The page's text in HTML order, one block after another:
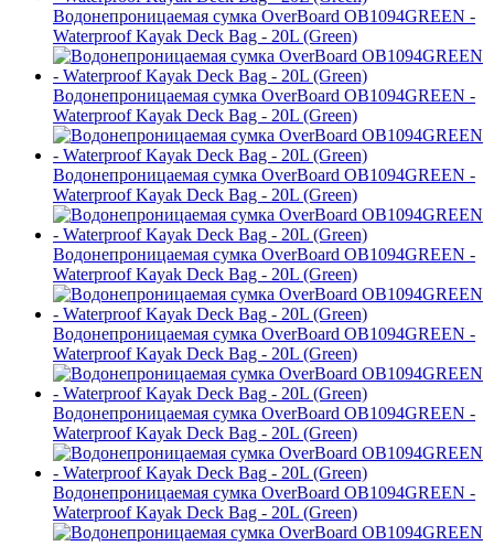
Водонепроницаемая сумка OverBoard OB1094GREEN -
Waterproof Kayak Deck Bag - 20L (Green)
Водонепроницаемая сумка OverBoard OB1094GREEN -
Waterproof Kayak Deck Bag - 20L (Green)
Водонепроницаемая сумка OverBoard OB1094GREEN -
Waterproof Kayak Deck Bag - 20L (Green)
Водонепроницаемая сумка OverBoard OB1094GREEN -
Waterproof Kayak Deck Bag - 20L (Green)
Водонепроницаемая сумка OverBoard OB1094GREEN -
Waterproof Kayak Deck Bag - 20L (Green)
Водонепроницаемая сумка OverBoard OB1094GREEN -
Waterproof Kayak Deck Bag - 20L (Green)
Водонепроницаемая сумка OverBoard OB1094GREEN -
Waterproof Kayak Deck Bag - 20L (Green)